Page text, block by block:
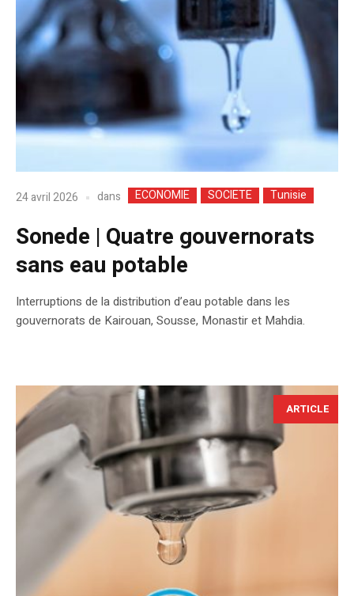
24 avril 2026 dans ECONOMIE SOCIETE Tunisie
Sonede | Quatre gouvernorats
sans eau potable
Interruptions de la distribution d’eau potable dans les
gouvernorats de Kairouan, Sousse, Monastir et Mahdia.
ARTICLE